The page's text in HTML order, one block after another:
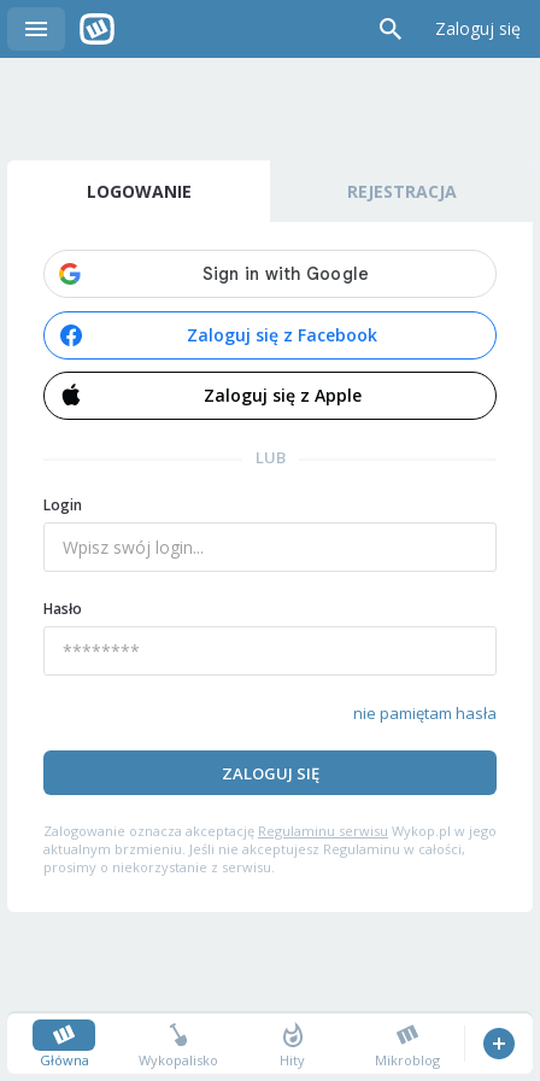
Zaloguj się
LOGOWANIE REJESTRACJA
Zaloguj się z Facebook
Zaloguj się z Apple
LUB
Login
Hasło
nie pamiętam hasła
ZALOGUJ SIĘ
Zalogowanie oznacza akceptację Regulaminu serwisu Wykop.pl w jego
aktualnym brzmieniu. Jeśli nie akceptujesz Regulaminu w całości,
prosimy o niekorzystanie z serwisu.
Główna Wykopalisko Hity Mikroblog